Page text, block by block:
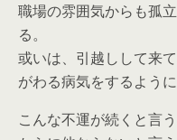
職場の雰囲気からも孤
る。
或いは、引越しして来
がわる病気をするように
こんな不運が続くと言